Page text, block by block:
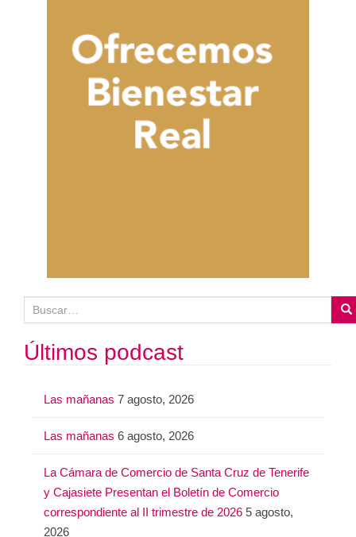
u
sÚltimos podcast
Las mañanas 7 agosto, 2026
Las mañanas 6 agosto, 2026
La Cámara de Comercio de Santa Cruz de Tenerife
y Cajasiete Presentan el Boletín de Comercio
correspondiente al II trimestre de 2026 5 agosto,
2026